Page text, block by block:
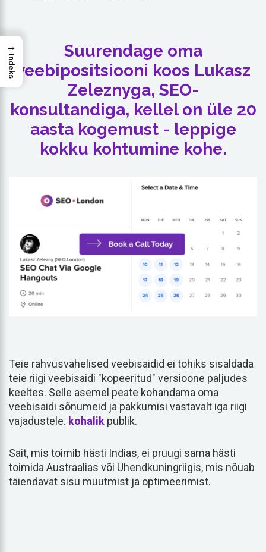
Suurendage oma
veebipositsiooni koos Lukasz
Zeleznyga, SEO-
konsultandiga, kellel on üle 20
aasta kogemust - leppige
kokku kohtumine kohe.
Teie rahvusvahelised veebisaidid ei tohiks sisaldada
teie riigi veebisaidi "kopeeritud" versioone paljudes
keeltes. Selle asemel peate kohandama oma
veebisaidi sõnumeid ja pakkumisi vastavalt iga riigi
vajadustele. kohalik publik.
Sait, mis toimib hästi Indias, ei pruugi sama hästi
toimida Austraalias või Ühendkuningriigis, mis nõuab
täiendavat sisu muutmist ja optimeerimist.
→
Indeks